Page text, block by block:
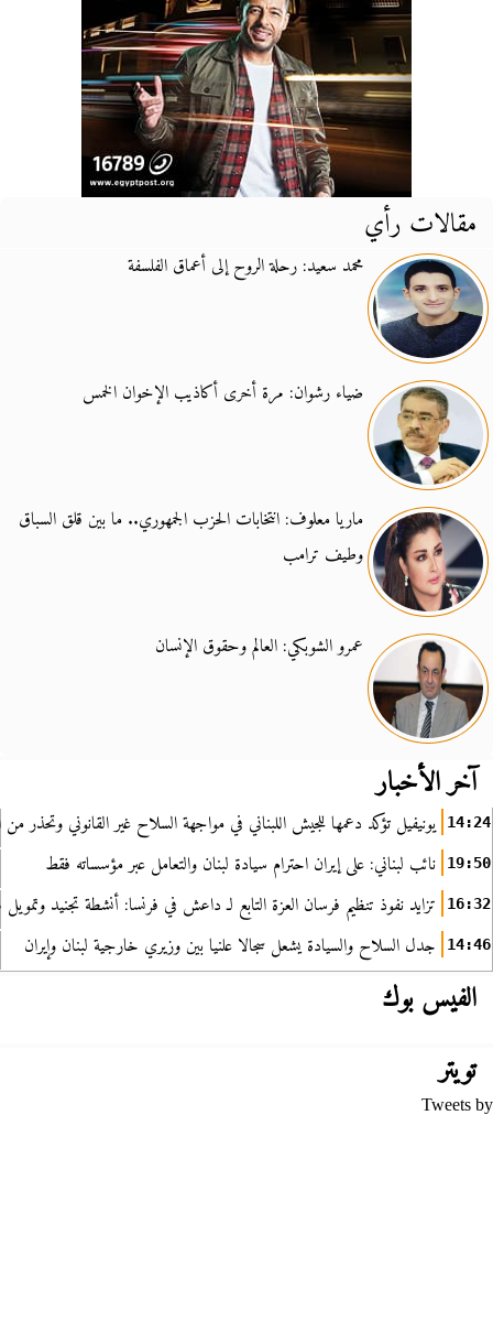
مقالات رأي
محمد سعيد: رحلة الروح إلى أعماق الفلسفة
ضياء رشوان: مرة أخرى أكاذيب الإخوان الخمس
ماريا معلوف: انتخابات الحزب الجمهوري.. ما بين قلق السباق
وطيف ترامب
عمرو الشوبكي: العالم وحقوق الإنسان
آخر الأخبار
14:24 يونيفيل تؤكد دعمها للجيش اللبناني في مواجهة السلاح غير القانوني وتحذر من
19:50 نائب لبناني: على إيران احترام سيادة لبنان والتعامل عبر مؤسساته فقط
16:32 تزايد نفوذ تنظيم فرسان العزة التابع لـ داعش في فرنسا: أنشطة تجنيد
14:46 جدل السلاح والسيادة يشعل سجالا علنيا بين وزيري خارجية لبنان وإيران
الفيس بوك
تويتر
Tweets by